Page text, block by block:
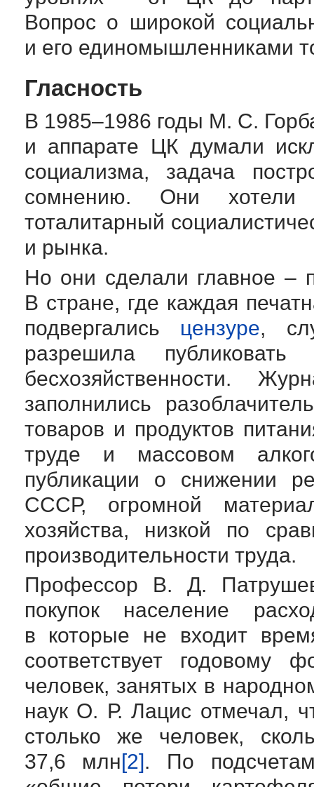
Вопрос о широкой
и его единомышленниками
Гласность
В 1985–1986 годы М. С.
и аппарате ЦК думали
социализма, задача
сомнению. Они хотели
тоталитарный
и рынка.
Но они сделали главное –
В стране, где каждая
подвергались цензуре,
разрешила
бесхозяйственности.
заполнились
товаров и продуктов
труде и массовом
публикации о снижении
СССР, огромной
хозяйства, низкой по
производительности труда.
Профессор В. Д.
покупок население
в которые не входит
соответствует
человек, занятых в
наук О. Р. Лацис отмечал,
столько же человек,
37,6 млн[2]. По